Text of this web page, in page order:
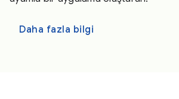
Daha fazla bilgi